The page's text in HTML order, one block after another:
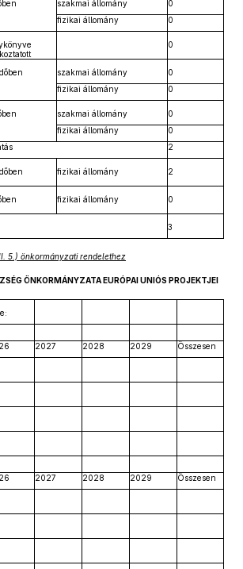
szakmai állomány
0
fizikai állomány
0
0
szakmai állomány
0
fizikai állomány
0
szakmai állomány
0
fizikai állomány
0
2
fizikai állomány 2
fizikai állomány 0
3
5.) önkormányzati rendelethez
ÖNKORMÁNYZATA EURÓPAI UNIÓS PROJEKTJEI
2027 2028 2029 Összesen
2027 2028 2029 Összesen